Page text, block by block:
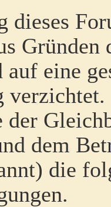
dieses
Gründen
eine
der
dem
die